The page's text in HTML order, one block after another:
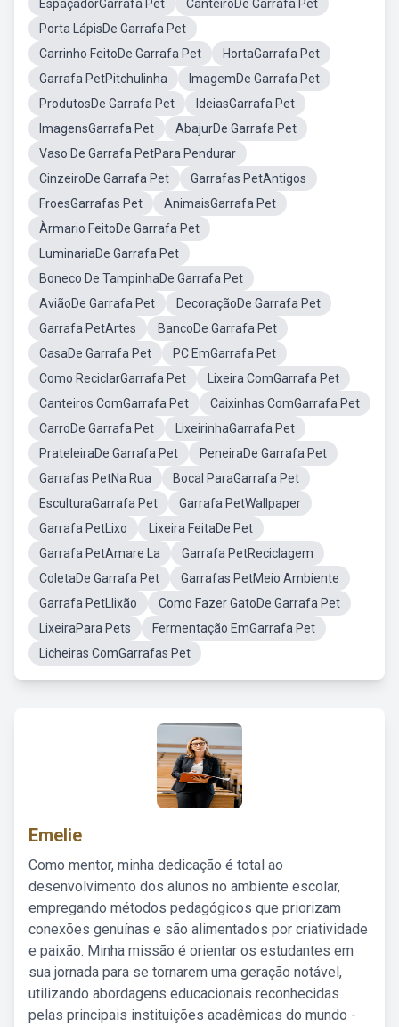
EspaçadorGarrafa Pet
CanteiroDe Garrafa Pet
Porta LápisDe Garrafa Pet
Carrinho FeitoDe Garrafa Pet
HortaGarrafa Pet
Garrafa PetPitchulinha
ImagemDe Garrafa Pet
ProdutosDe Garrafa Pet
IdeiasGarrafa Pet
ImagensGarrafa Pet
AbajurDe Garrafa Pet
Vaso De Garrafa PetPara Pendurar
CinzeiroDe Garrafa Pet
Garrafas PetAntigos
FroesGarrafas Pet
AnimaisGarrafa Pet
Àrmario FeitoDe Garrafa Pet
LuminariaDe Garrafa Pet
Boneco De TampinhaDe Garrafa Pet
AviãoDe Garrafa Pet
DecoraçãoDe Garrafa Pet
Garrafa PetArtes
BancoDe Garrafa Pet
CasaDe Garrafa Pet
PC EmGarrafa Pet
Como ReciclarGarrafa Pet
Lixeira ComGarrafa Pet
Canteiros ComGarrafa Pet
Caixinhas ComGarrafa Pet
CarroDe Garrafa Pet
LixeirinhaGarrafa Pet
PrateleiraDe Garrafa Pet
PeneiraDe Garrafa Pet
Garrafas PetNa Rua
Bocal ParaGarrafa Pet
EsculturaGarrafa Pet
Garrafa PetWallpaper
Garrafa PetLixo
Lixeira FeitaDe Pet
Garrafa PetAmare La
Garrafa PetReciclagem
ColetaDe Garrafa Pet
Garrafas PetMeio Ambiente
Garrafa PetLlixão
Como Fazer GatoDe Garrafa Pet
LixeiraPara Pets
Fermentação EmGarrafa Pet
Licheiras ComGarrafas Pet
Emelie
Como mentor, minha dedicação é total ao
desenvolvimento dos alunos no ambiente escolar,
empregando métodos pedagógicos que priorizam
conexões genuínas e são alimentados por criatividade
e paixão. Minha missão é orientar os estudantes em
sua jornada para se tornarem uma geração notável,
utilizando abordagens educacionais reconhecidas
pelas principais instituições acadêmicas do mundo -